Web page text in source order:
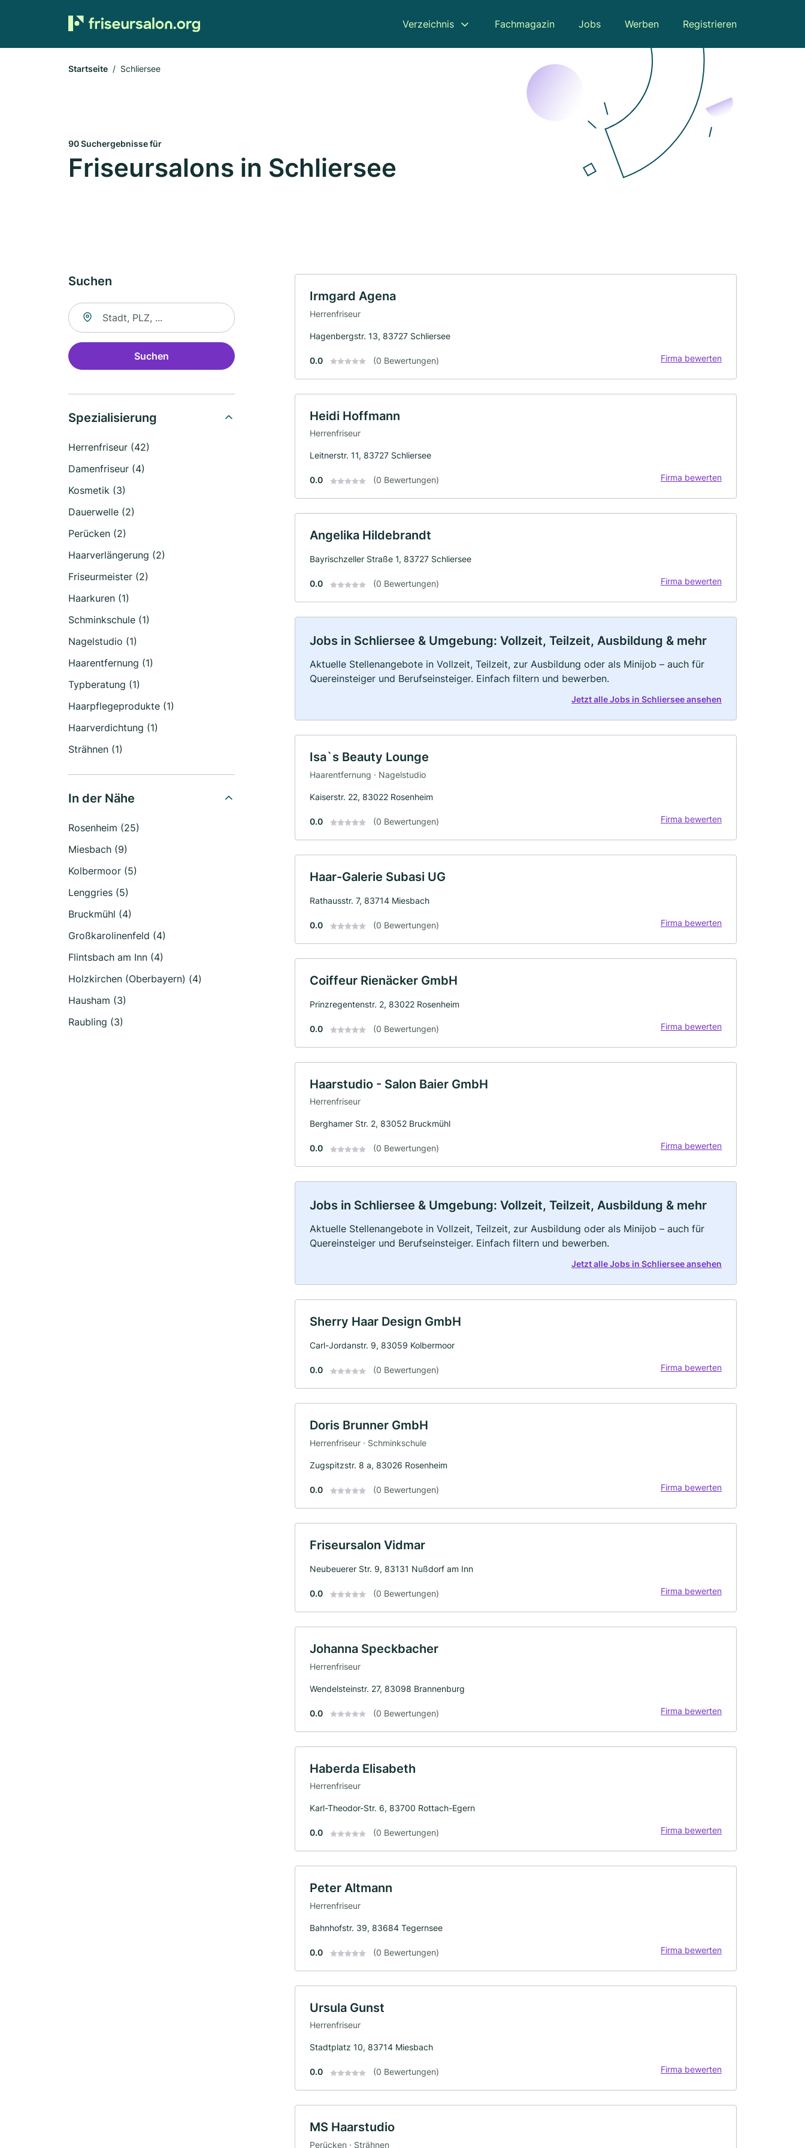
Verzeichnis Fachmagazin Jobs Werben Registrieren
Startseite Schliersee
90 Suchergebnisse für
Friseursalons in Schliersee
Suchen
Suche nach Ort
Suchen
Spezialisierung
Herrenfriseur (42)
Damenfriseur (4)
Kosmetik (3)
Dauerwelle (2)
Perücken (2)
Haarverlängerung (2)
Friseurmeister (2)
Haarkuren (1)
Schminkschule (1)
Nagelstudio (1)
Haarentfernung (1)
Typberatung (1)
Haarpflegeprodukte (1)
Haarverdichtung (1)
Strähnen (1)
In der Nähe
Rosenheim (25)
Miesbach (9)
Kolbermoor (5)
Lenggries (5)
Bruckmühl (4)
Großkarolinenfeld (4)
Flintsbach am Inn (4)
Holzkirchen (Oberbayern) (4)
Hausham (3)
Raubling (3)
Irmgard Agena
Herrenfriseur
Hagenbergstr. 13, 83727 Schliersee
0.0 (0 Bewertungen) Firma bewerten
Heidi Hoffmann
Herrenfriseur
Leitnerstr. 11, 83727 Schliersee
0.0 (0 Bewertungen) Firma bewerten
Angelika Hildebrandt
Bayrischzeller Straße 1, 83727 Schliersee
0.0 (0 Bewertungen) Firma bewerten
Jobs in Schliersee & Umgebung: Vollzeit, Teilzeit, Ausbildung & mehr
Aktuelle Stellenangebote in Vollzeit, Teilzeit, zur Ausbildung oder als Minijob – auch für
Quereinsteiger und Berufseinsteiger. Einfach filtern und bewerben.
Jetzt alle Jobs in Schliersee ansehen
Isa`s Beauty Lounge
Haarentfernung · Nagelstudio
Kaiserstr. 22, 83022 Rosenheim
0.0 (0 Bewertungen) Firma bewerten
Haar-Galerie Subasi UG
Rathausstr. 7, 83714 Miesbach
0.0 (0 Bewertungen) Firma bewerten
Coiffeur Rienäcker GmbH
Prinzregentenstr. 2, 83022 Rosenheim
0.0 (0 Bewertungen) Firma bewerten
Haarstudio - Salon Baier GmbH
Herrenfriseur
Berghamer Str. 2, 83052 Bruckmühl
0.0 (0 Bewertungen) Firma bewerten
Jobs in Schliersee & Umgebung: Vollzeit, Teilzeit, Ausbildung & mehr
Aktuelle Stellenangebote in Vollzeit, Teilzeit, zur Ausbildung oder als Minijob – auch für
Quereinsteiger und Berufseinsteiger. Einfach filtern und bewerben.
Jetzt alle Jobs in Schliersee ansehen
Sherry Haar Design GmbH
Carl-Jordanstr. 9, 83059 Kolbermoor
0.0 (0 Bewertungen) Firma bewerten
Doris Brunner GmbH
Herrenfriseur · Schminkschule
Zugspitzstr. 8 a, 83026 Rosenheim
0.0 (0 Bewertungen) Firma bewerten
Friseursalon Vidmar
Neubeuerer Str. 9, 83131 Nußdorf am Inn
0.0 (0 Bewertungen) Firma bewerten
Johanna Speckbacher
Herrenfriseur
Wendelsteinstr. 27, 83098 Brannenburg
0.0 (0 Bewertungen) Firma bewerten
Haberda Elisabeth
Herrenfriseur
Karl-Theodor-Str. 6, 83700 Rottach-Egern
0.0 (0 Bewertungen) Firma bewerten
Peter Altmann
Herrenfriseur
Bahnhofstr. 39, 83684 Tegernsee
0.0 (0 Bewertungen) Firma bewerten
Ursula Gunst
Herrenfriseur
Stadtplatz 10, 83714 Miesbach
0.0 (0 Bewertungen) Firma bewerten
MS Haarstudio
Perücken · Strähnen